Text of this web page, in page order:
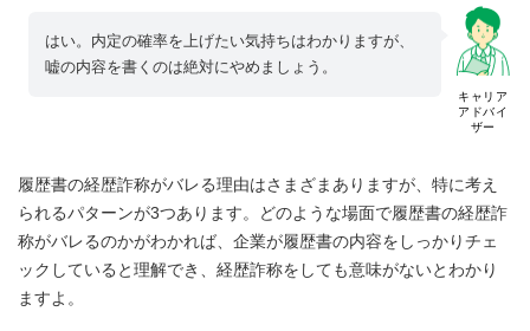
キャリア
アドバイ
ザー
はい。内定の確率を上げたい気持ちはわかりますが、
嘘の内容を書くのは絶対にやめましょう。
履歴書の経歴詐称がバレる理由はさまざまありますが、特に考え
られるパターンが3つあります。どのような場面で履歴書の経歴詐
称がバレるのかがわかれば、企業が履歴書の内容をしっかりチェ
ックしていると理解でき、経歴詐称をしても意味がないとわかり
ますよ。